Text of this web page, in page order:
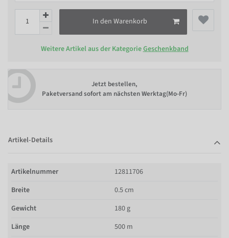
In den Warenkorb
Weitere Artikel aus der KategorieGeschenkband
Jetzt bestellen,
Paketversand sofort am nächsten Werktag(Mo-Fr)
Artikel-Details
Artikelnummer
12811706
Breite
0.5 cm
Gewicht
180 g
Länge
500 m